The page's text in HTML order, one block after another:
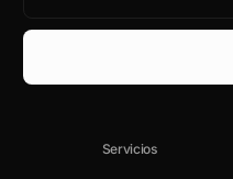
Servicios